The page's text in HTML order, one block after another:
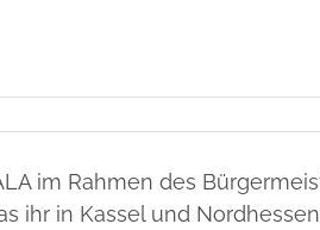
im Rahmen des
ihr in Kassel und